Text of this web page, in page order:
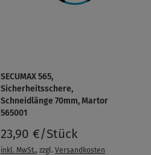
SECUMAX 565,
Sicherheitsschere,
Schneidlänge 70mm, Martor
565001
23,90 €/Stück
inkl. MwSt., zzgl. Versandkosten